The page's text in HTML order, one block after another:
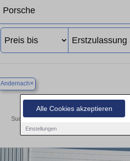
Alle Cookies akzeptieren
Einstellungen
Andernach×
Suchen Sie in Andernach einen Porsche